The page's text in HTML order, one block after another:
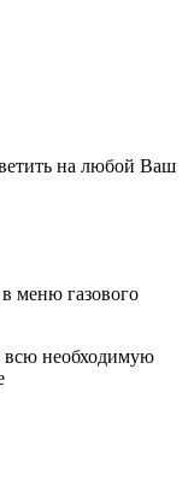
на любой Ваш
меню газового
всю необходимую